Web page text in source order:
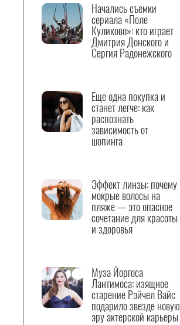
Начались съемки
сериала «Поле
Куликово»: кто играет
Дмитрия Донского и
Сергия Радонежского
Еще одна покупка и
станет легче: как
распознать
зависимость от
шопинга
Эффект линзы: почему
мокрые волосы на
пляже — это опасное
сочетание для красоты
и здоровья
Муза Йоргоса
Лантимоса: изящное
старение Рэйчел Вайс
подарило звезде новую
эру актерской карьеры